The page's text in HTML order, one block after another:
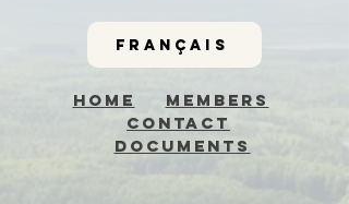
Français
Home
Members
Contact
Documents